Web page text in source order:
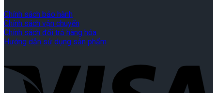
Chính sách bảo hành
Chính sách vận chuyển
Chính sách đổi trả hàng hóa
Hướng dẫn sử dụng sản phẩm